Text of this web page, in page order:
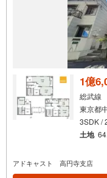
ペ
1億
総武線
東京都
3SDK /
土地
アドキャスト 高円寺支店